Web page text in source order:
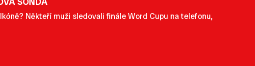
Někteří muži sledovali finále Word Cupu na telefonu,